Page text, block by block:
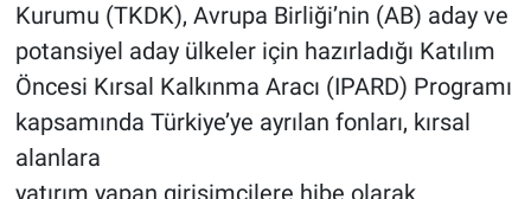
Kurumu (TKDK), Avrupa Birliği’nin (AB) aday ve
potansiyel aday ülkeler için hazırladığı Katılım
Öncesi Kırsal Kalkınma Aracı (IPARD) Programı
kapsamında Türkiye’ye ayrılan fonları, kırsal
alanlara